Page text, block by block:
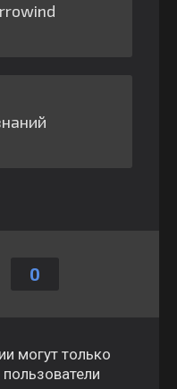
0
могут только
пользователи